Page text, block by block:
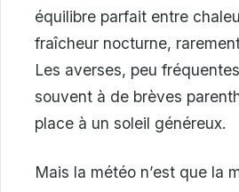
équilibre parfait entre
fraîcheur nocturne,
Les averses, peu
souvent à de brèves
place à un soleil généreux.
Mais la météo n’est que la